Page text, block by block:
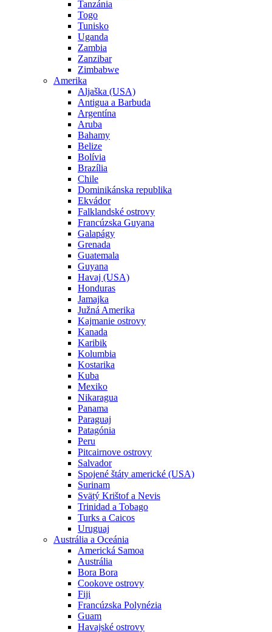
Tanzánia
Togo
Tunisko
Uganda
Zambia
Zanzibar
Zimbabwe
Amerika
Aljaška (USA)
Antigua a Barbuda
Argentína
Aruba
Bahamy
Belize
Bolívia
Brazília
Chile
Dominikánska republika
Ekvádor
Falklandské ostrovy
Francúzska Guyana
Galapágy
Grenada
Guatemala
Guyana
Havaj (USA)
Honduras
Jamajka
Južná Amerika
Kajmanie ostrovy
Kanada
Karibik
Kolumbia
Kostarika
Kuba
Mexiko
Nikaragua
Panama
Paraguaj
Patagónia
Peru
Pitcairnove ostrovy
Salvador
Spojené štáty americké (USA)
Surinam
Svätý Krištof a Nevis
Trinidad a Tobago
Turks a Caicos
Uruguaj
Austrália a Oceánia
Americká Samoa
Austrália
Bora Bora
Cookove ostrovy
Fiji
Francúzska Polynézia
Guam
Havajské ostrovy